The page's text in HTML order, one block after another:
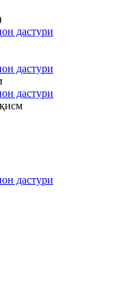
дастури
дастури
дастури
дастури